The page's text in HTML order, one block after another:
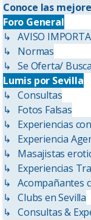
Conoce las
Foro General
↳ AVISO
↳ Normas
↳ Se Oferta/
Lumis por Sevilla
↳ Consultas
↳ Fotos Falsas
↳ Experiencias
↳ Experiencia
↳ Masajistas
↳ Experiencias
↳ Acompañantes
↳ Clubs en Sevilla
↳ Consultas &